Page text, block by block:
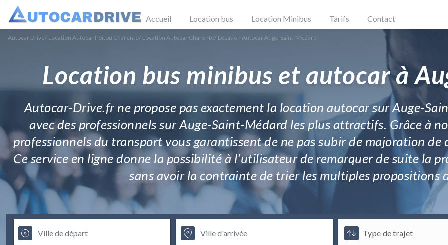
Accueil Location bus Location Minibus Tarifs Contact
Autocar Drive/ Location Autocar Poitou Charente/ Location Autocar Charente/ Location Autocar Auge-Saint-Médard
Location bus minibus et autocar à
Autocar-Drive.fr ne propose pas exactement la location autocar sur Auge-
avec des professionnels sur Auge-Saint-Médard les plus attractifs. Grâce à
professionnels du transport vous garantissent de ne pas subir de majoration
Ce service en ligne donne la possibilité à l'utilisateur de remarquer de suite la
sans avoir la contrainte de trier les multiples propositions